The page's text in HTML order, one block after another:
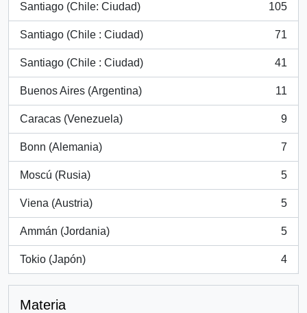
Santiago (Chile: Ciudad)
, 105 resultados
105
Santiago (Chile : Ciudad)
, 71 resultados
71
Santiago (Chile : Ciudad)
, 41 resultados
41
Buenos Aires (Argentina)
, 11 resultados
11
Caracas (Venezuela)
, 9 resultados
9
Bonn (Alemania)
, 7 resultados
7
Moscú (Rusia)
, 5 resultados
5
Viena (Austria)
, 5 resultados
5
Ammán (Jordania)
, 5 resultados
5
Tokio (Japón)
, 4 resultados
4
Materia